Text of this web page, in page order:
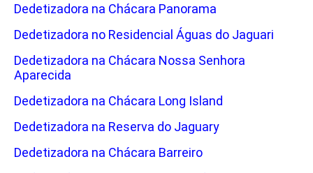
Dedetizadora na Chácara Panorama
Dedetizadora no Residencial Águas do Jaguari
Dedetizadora na Chácara Nossa Senhora
Aparecida
Dedetizadora na Chácara Long Island
Dedetizadora na Reserva do Jaguary
Dedetizadora na Chácara Barreiro